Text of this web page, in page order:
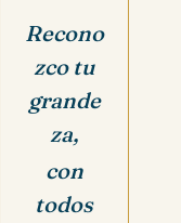
Recono
zco tu
grande
za,
con
todos